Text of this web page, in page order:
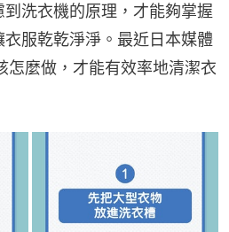
洗衣機的原理，才能夠掌握
服乾乾淨淨。最近日本媒體
怎麼做，才能有效率地清潔衣